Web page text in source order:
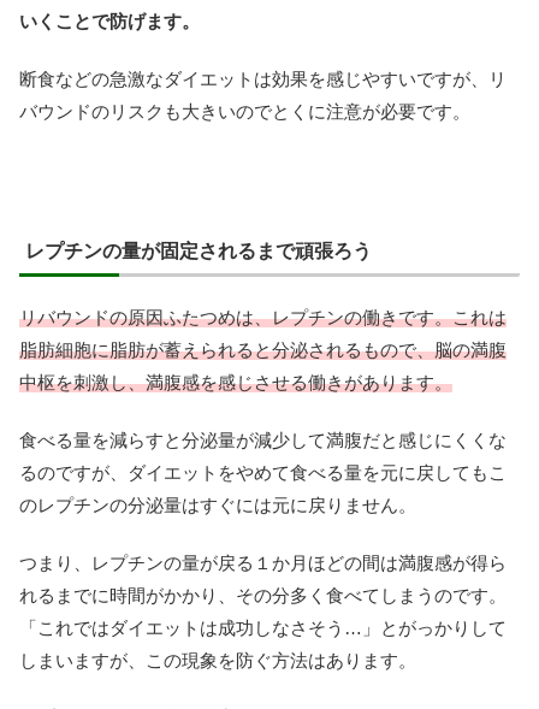
いくことで防げます。
断食などの急激なダイエットは効果を感じやすいですが、リ
バウンドのリスクも大きいのでとくに注意が必要です。
レプチンの量が固定されるまで頑張ろう
リバウンドの原因ふたつめは、レプチンの働きです。これは
脂肪細胞に脂肪が蓄えられると分泌されるもので、脳の満腹
中枢を刺激し、満腹感を感じさせる働きがあります。
食べる量を減らすと分泌量が減少して満腹だと感じにくくな
るのですが、ダイエットをやめて食べる量を元に戻してもこ
のレプチンの分泌量はすぐには元に戻りません。
つまり、レプチンの量が戻る１か月ほどの間は満腹感が得ら
れるまでに時間がかかり、その分多く食べてしまうのです。
「これではダイエットは成功しなさそう…」とがっかりして
しまいますが、この現象を防ぐ方法はあります。